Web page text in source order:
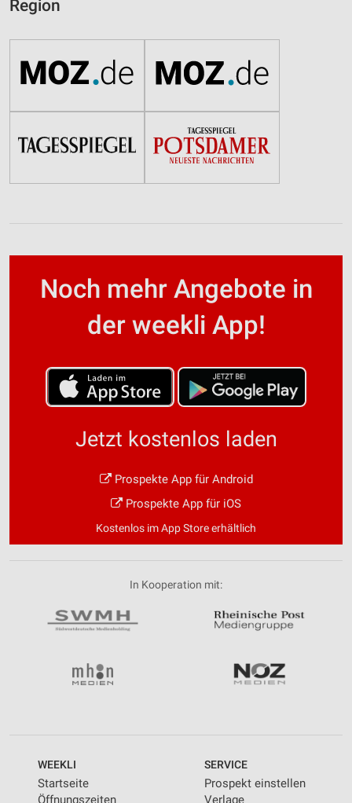
Region
Noch mehr Angebote in
der weekli App!
Jetzt kostenlos laden
Prospekte App für Android
Prospekte App für iOS
Kostenlos im App Store erhältlich
In Kooperation mit:
WEEKLI
Startseite
Öffnungszeiten
SERVICE
Prospekt einstellen
Verlage